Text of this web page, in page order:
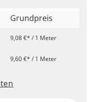
Grundpreis
9,08 €* / 1 Meter
9,60 €* / 1 Meter